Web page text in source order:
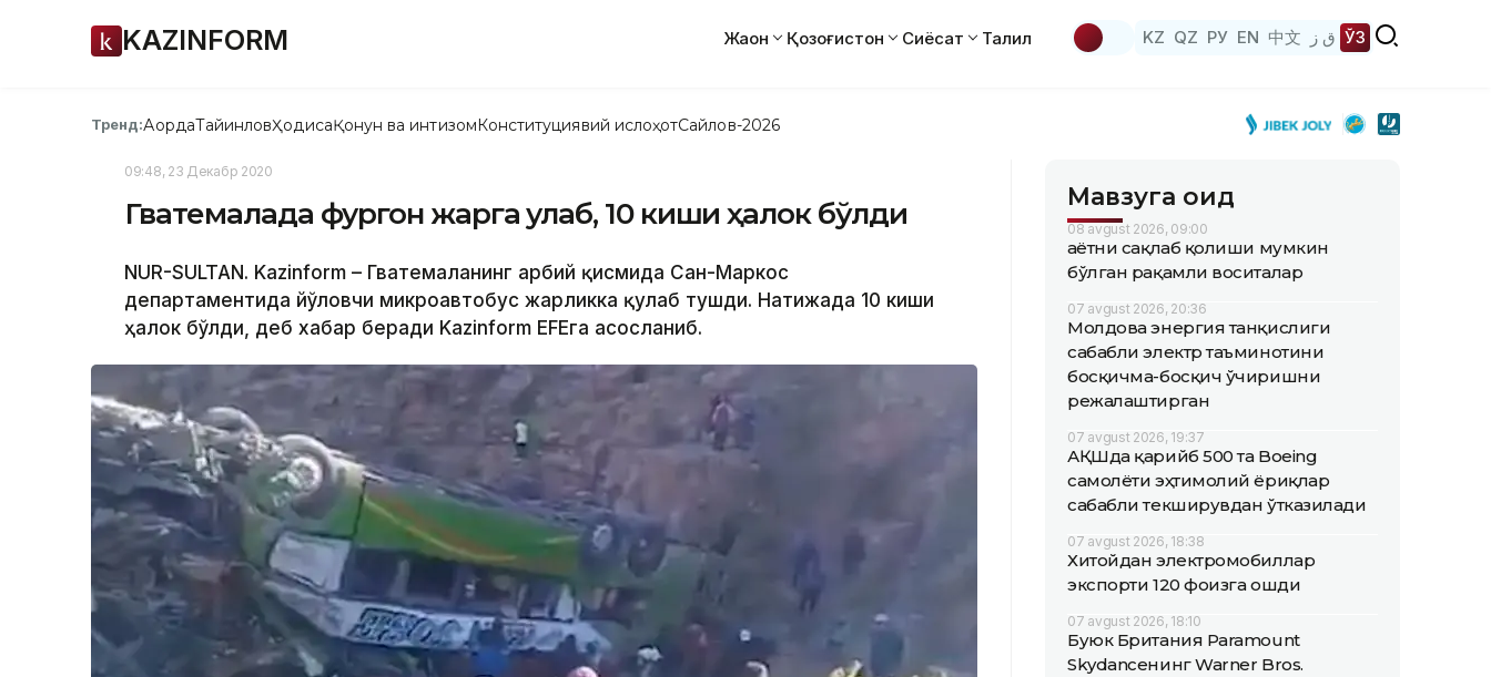
KAZINFORM Жаҳон Қозоғистон Сиёсат Таҳлил KZ QZ РУ EN 中文 ق ز ЎЗ
Тренд:АқордаТайинловҲодисаҚонун ва интизомКонституциявий ислоҳотСайлов-2026
09:48, 23 Декабр 2020
Гватемалада фургон жарга қулаб, 10 киши ҳалок бўлди
NUR-SULTAN. Kazinform – Гватемаланинг ғарбий қисмида Сан-Маркос
департаментида йўловчи микроавтобус жарликка қулаб тушди. Натижада 10 киши
ҳалок бўлди, деб хабар беради Kazinform EFEга асосланиб.
Мавзуга оид
08 avgust 2026, 09:00
Ҳаётни сақлаб қолиши мумкин
бўлган рақамли воситалар
07 avgust 2026, 20:36
Молдова энергия танқислиги
сабабли электр таъминотини
босқичма-босқич ўчиришни
режалаштирган
07 avgust 2026, 19:37
АҚШда қарийб 500 та Boeing
самолёти эҳтимолий ёриқлар
сабабли текширувдан ўтказилади
07 avgust 2026, 18:38
Хитойдан электромобиллар
экспорти 120 фоизга ошди
07 avgust 2026, 18:10
Буюк Британия Paramount
Skydanceнинг Warner Bros.